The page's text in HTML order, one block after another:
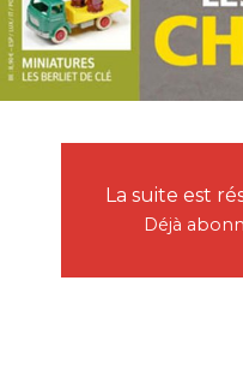
La suite est
Déjà